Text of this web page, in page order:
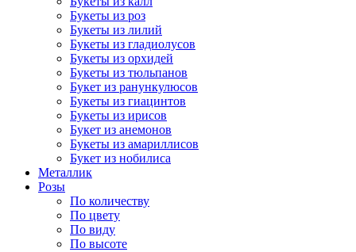
Букеты из роз
Букеты из лилий
Букеты из гладиолусов
Букеты из орхидей
Букеты из тюльпанов
Букет из ранункулюсов
Букеты из гиацинтов
Букеты из ирисов
Букет из анемонов
Букеты из амариллисов
Букет из нобилиса
Металлик
Розы
По количеству
По цвету
По виду
По высоте